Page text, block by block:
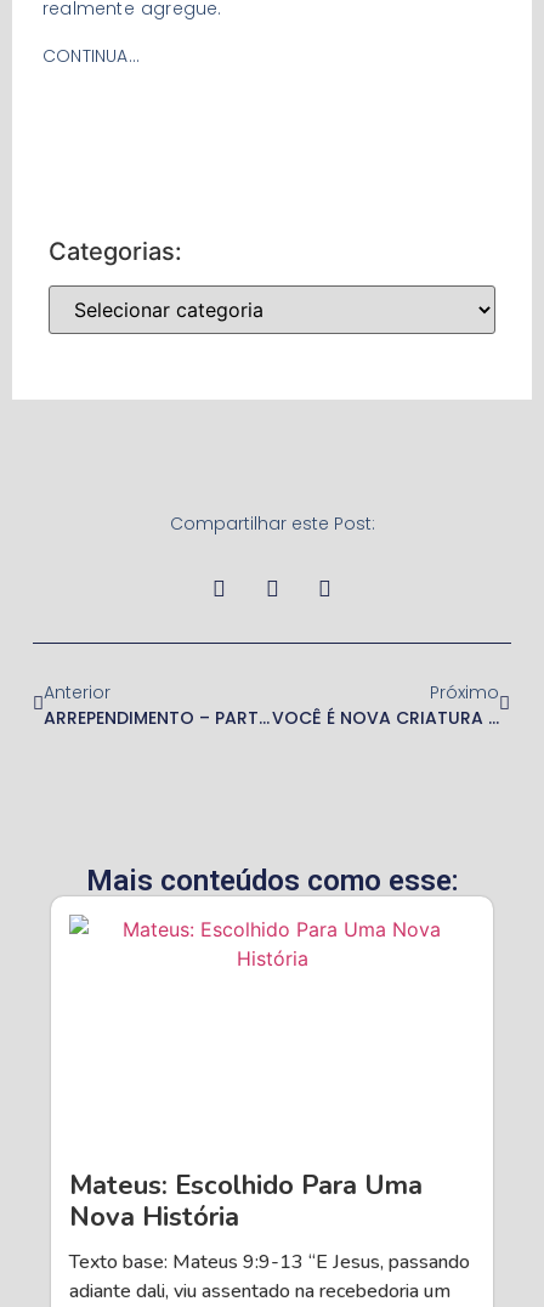
realmente agregue.
CONTINUA…
Categorias:
Compartilhar este Post:
Anterior
ARREPENDIMENTO – PARTE II
Próximo
VOCÊ É NOVA CRIATURA – 2ª. PARTE
Mais conteúdos como esse:
Mateus: Escolhido Para Uma
Nova História
Texto base: Mateus 9:9-13 “E Jesus, passando
adiante dali, viu assentado na recebedoria um